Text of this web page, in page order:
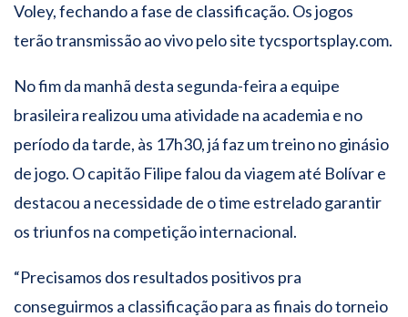
Voley, fechando a fase de classificação. Os jogos
terão transmissão ao vivo pelo site tycsportsplay.com.
No fim da manhã desta segunda-feira a equipe
brasileira realizou uma atividade na academia e no
período da tarde, às 17h30, já faz um treino no ginásio
de jogo. O capitão Filipe falou da viagem até Bolívar e
destacou a necessidade de o time estrelado garantir
os triunfos na competição internacional.
“Precisamos dos resultados positivos pra
conseguirmos a classificação para as finais do torneio